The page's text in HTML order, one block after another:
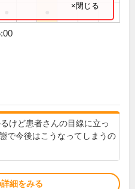
×閉じる
けど患者さんの目線に立っ
で今後はこうなってしまうの
細をみる